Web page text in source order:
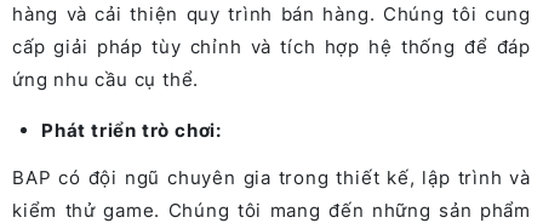
hàng và cải thiện quy trình bán hàng. Chúng tôi cung
cấp giải pháp tùy chỉnh và tích hợp hệ thống để đáp
ứng nhu cầu cụ thể.
Phát triển trò chơi:
BAP có đội ngũ chuyên gia trong thiết kế, lập trình và
kiểm thử game. Chúng tôi mang đến những sản phẩm